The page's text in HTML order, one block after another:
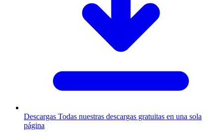
Descargas Todas nuestras descargas gratuitas en una sola
página